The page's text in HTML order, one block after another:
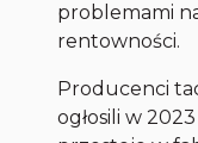
problemami
rentowności.
Producenci
ogłosili w